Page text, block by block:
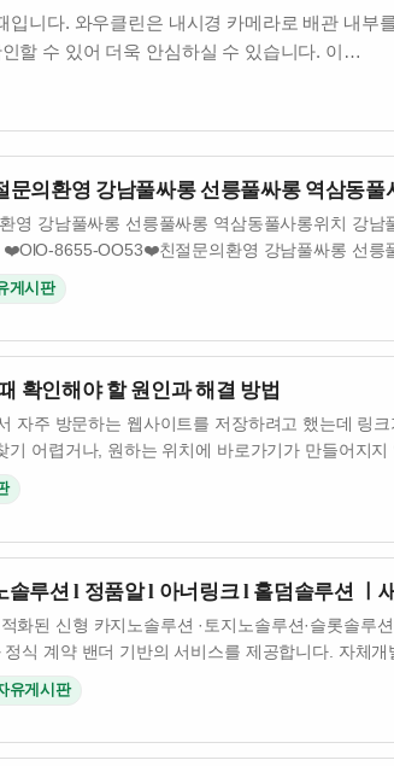
니다. 와우클린은 내시경 카메라로 배관 내부
할 수 있어 더욱 안심하실 수 있습니다. 이…
의환영 강남풀싸롱 선릉풀싸롱 역삼동풀
영 강남풀싸롱 선릉풀싸롱 역삼동풀사롱위치 강
8655-OO53❤️친절문의환영 강남풀싸롱 선릉
게시판
확인해야 할 원인과 해결 방법
자주 방문하는 웹사이트를 저장하려고 했는데 링
기 어렵거나, 원하는 위치에 바로가기가 만들어지
루션 l 정품알 l 아너링크 l 홀덤솔루션 ㅣ
화된 신형 카지노솔루션 ·토지노솔루션·슬롯솔루
식 계약 밴더 기반의 서비스를 제공합니다. 자체
유게시판